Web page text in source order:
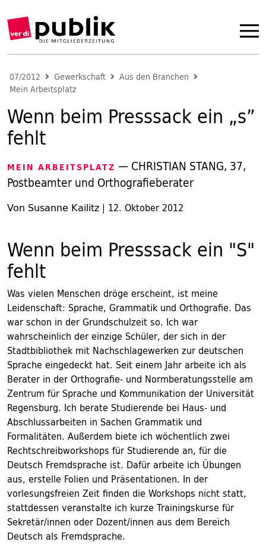
07/2012 Gewerkschaft
Aus den Branchen
Mein Arbeitsplatz
Wenn beim Presssack ein „s”
fehlt
MEIN ARBEITSPLATZ — CHRISTIAN STANG, 37,
Postbeamter und Orthografieberater
Von Susanne Kailitz | 12. Oktober 2012
Wenn beim Presssack ein "S"
fehlt
Was vielen Menschen dröge erscheint, ist meine
Leidenschaft: Sprache, Grammatik und Orthografie. Das
war schon in der Grundschulzeit so. Ich war
wahrscheinlich der einzige Schüler, der sich in der
Stadtbibliothek mit Nachschlagewerken zur deutschen
Sprache eingedeckt hat. Seit einem Jahr arbeite ich als
Berater in der Orthografie- und Normberatungsstelle am
Zentrum für Sprache und Kommunikation der Universität
Regensburg. Ich berate Studierende bei Haus- und
Abschlussarbeiten in Sachen Grammatik und
Formalitäten. Außerdem biete ich wöchentlich zwei
Rechtschreibworkshops für Studierende an, für die
Deutsch Fremdsprache ist. Dafür arbeite ich Übungen
aus, erstelle Folien und Präsentationen. In der
vorlesungsfreien Zeit finden die Workshops nicht statt,
stattdessen veranstalte ich kurze Trainingskurse für
Sekretär/innen oder Dozent/innen aus dem Bereich
Deutsch als Fremdsprache.